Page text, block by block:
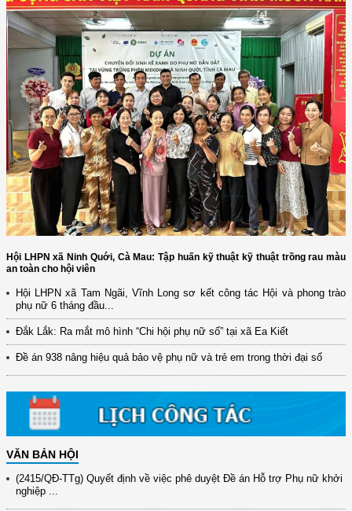
Hội LHPN xã Ninh Quới, Cà Mau: Tập huấn kỹ thuật kỹ thuật trồng rau màu
an toàn cho hội viên
Hội LHPN xã Tam Ngãi, Vĩnh Long sơ kết công tác Hội và phong trào
phụ nữ 6 tháng đầu...
Đắk Lắk: Ra mắt mô hình “Chi hội phụ nữ số” tại xã Ea Kiết
Đề án 938 nâng hiệu quả bảo vệ phụ nữ và trẻ em trong thời đại số
VĂN BẢN HỘI
(12/TB-HĐKH) V/v đăng ký, đề xuất nhiệm vụ Khoa học, công nghệ và
đổi mới ...
(898/KH/ĐCT) Kế hoạch thực hiện Quyết định số 2415/QĐ-TTg ngày
31/10/2025 ...
(417/QĐ-BNNMT) Quyết định phê duyệt Chương trình mục tiêu quốc gia
xây dựng ...
(891/KH-ĐCT) Kế hoạch thực hiện Nghị quyết số 72-NQ/TW ngày
(2415/QĐ-TTg) Quyết định về việc phê duyệt Đề án Hỗ trợ Phụ nữ khởi
nghiệp ...